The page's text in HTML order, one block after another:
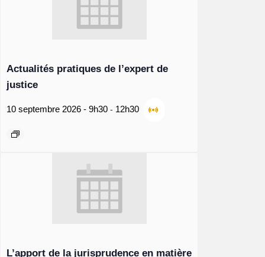
Actualités pratiques de l’expert de
justice
10 septembre 2026 - 9h30 - 12h30
L’apport de la jurisprudence en matière